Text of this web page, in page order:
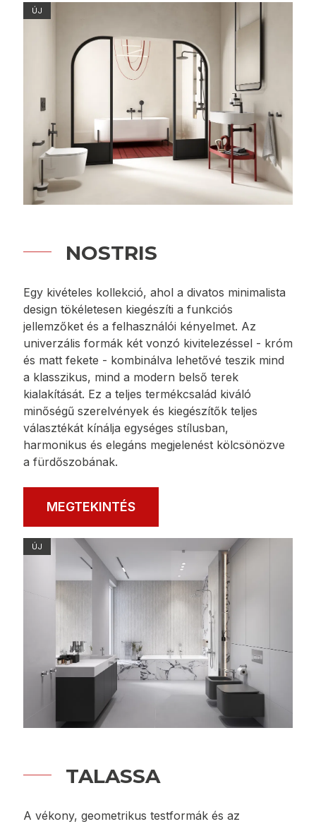
ÚJ
NOSTRIS
Egy kivételes kollekció, ahol a divatos minimalista
design tökéletesen kiegészíti a funkciós
jellemzőket és a felhasználói kényelmet. Az
univerzális formák két vonzó kivitelezéssel - króm
és matt fekete - kombinálva lehetővé teszik mind
a klasszikus, mind a modern belső terek
kialakítását. Ez a teljes termékcsalád kiváló
minőségű szerelvények és kiegészítők teljes
választékát kínálja egységes stílusban,
harmonikus és elegáns megjelenést kölcsönözve
a fürdőszobának.
MEGTEKINTÉS
ÚJ
TALASSA
A vékony, geometrikus testformák és az